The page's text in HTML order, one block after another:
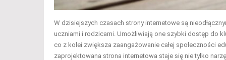
W dzisiejszych czasach strony internetowe są
uczniami i rodzicami. Umożliwiają one szybki dostęp do
co z kolei zwiększa zaangażowanie całej społeczności
zaprojektowana strona internetowa staje się nie tylko